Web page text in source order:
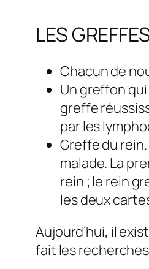
LES
Chacun de
Un greffon
greffe
par les
Greffe du
malade. La
rein ; le rein
les deux
Aujourd’hui, il
fait les